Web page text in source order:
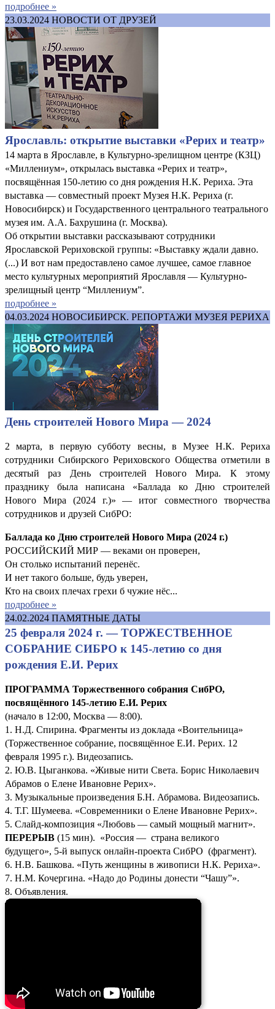
подробнее »
23.03.2024 НОВОСТИ ОТ ДРУЗЕЙ
Ярославль: открытие выставки «Рерих и театр»
14 марта в Ярославле, в Культурно-зрелищном центре (КЗЦ)
«Миллениум», открылась выставка «Рерих и театр»,
посвящённая 150-летию со дня рождения Н.К. Рериха. Эта
выставка — совместный проект Музея Н.К. Рериха (г.
Новосибирск) и Государственного центрального театрального
музея им. А.А. Бахрушина (г. Москва).
Об открытии выставки рассказывают сотрудники
Ярославской Рериховской группы: «Выставку ждали давно.
(...) И вот нам предоставлено самое лучшее, самое главное
место культурных мероприятий Ярославля — Культурно-
зрелищный центр “Миллениум”.
подробнее »
04.03.2024 НОВОСИБИРСК. РЕПОРТАЖИ МУЗЕЯ РЕРИХА
День строителей Нового Мира — 2024
2 марта, в первую субботу весны, в Музее Н.К. Рериха
сотрудники Сибирского Рериховского Общества отметили в
десятый раз День строителей Нового Мира. К этому
празднику была написана «Баллада ко Дню строителей
Нового Мира (2024 г.)» — итог совместного творчества
сотрудников и друзей СибРО:
Баллада ко Дню строителей Нового Мира (2024 г.)
РОССИЙСКИЙ МИР — веками он проверен,
Он столько испытаний перенёс.
И нет такого больше, будь уверен,
Кто на своих плечах грехи б чужие нёс...
подробнее »
24.02.2024 ПАМЯТНЫЕ ДАТЫ
25 февраля 2024 г. — ТОРЖЕСТВЕННОЕ
СОБРАНИЕ СИБРО к 145-летию со дня
рождения Е.И. Рерих
ПРОГРАММА Торжественного собрания СибРО,
посвящённого 145-летию Е.И. Рерих
(начало в 12:00, Москва — 8:00).
1. Н.Д. Спирина. Фрагменты из доклада «Воительница»
(Торжественное собрание, посвящённое Е.И. Рерих. 12
февраля 1995 г.). Видеозапись.
2. Ю.В. Цыганкова. «Живые нити Света. Борис Николаевич
Абрамов о Елене Ивановне Рерих».
3. Музыкальные произведения Б.Н. Абрамова. Видеозапись.
4. Т.Г. Шумеева. «Современники о Елене Ивановне Рерих».
5. Слайд-композиция «Любовь — самый мощный магнит».
ПЕРЕРЫВ (15 мин). «Россия — страна великого
будущего», 5-й выпуск онлайн-проекта СибРО (фрагмент).
6. Н.В. Башкова. «Путь женщины в живописи Н.К. Рериха».
7. Н.М. Кочергина. «Надо до Родины донести “Чашу”».
8. Объявления.